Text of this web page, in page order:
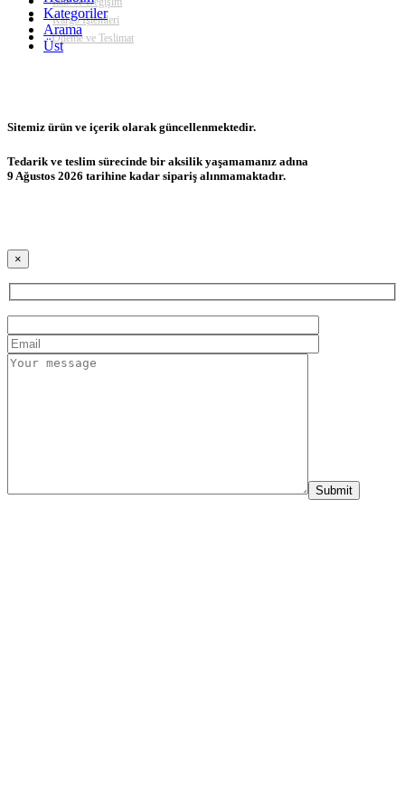
Kargo İşlemleri
Ödeme ve Teslimat
Kategoriler
Arama
Üst
Sitemiz ürün ve içerik olarak güncellenmektedir.
Tedarik ve teslim sürecinde bir aksilik yaşamamanız adına
9 Ağustos 2026 tarihine kadar sipariş alınmamaktadır.
×